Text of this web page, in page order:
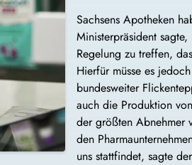
Sachsens Apotheken
Ministerpräsident
Regelung zu treffen,
Hierfür müsse es
bundesweiter
auch die Produktion
der größten Abnehmer
den
uns stattfindet, sagte